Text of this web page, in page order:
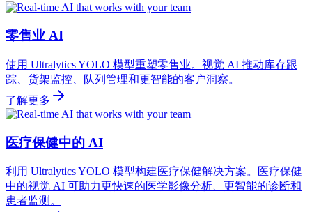
零售业 AI
使用 Ultralytics YOLO 模型重塑零售业。视觉 AI 推动库存跟
踪、货架监控、队列管理和更智能的客户洞察。
了解更多
医疗保健中的 AI
利用 Ultralytics YOLO 模型构建医疗保健解决方案。医疗保健
中的视觉 AI 可助力更快速的医学影像分析、更智能的诊断和
患者监测。